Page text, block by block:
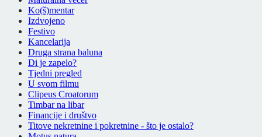
Ko(š)mentar
Izdvojeno
Festivo
Kancelarija
Druga strana baluna
Di je zapelo?
Tjedni pregled
U svom filmu
Clipeus Croatorum
Timbar na libar
Financije i društvo
Titove nekretnine i pokretnine - što je ostalo?